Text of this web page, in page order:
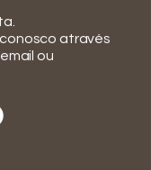
através
ou